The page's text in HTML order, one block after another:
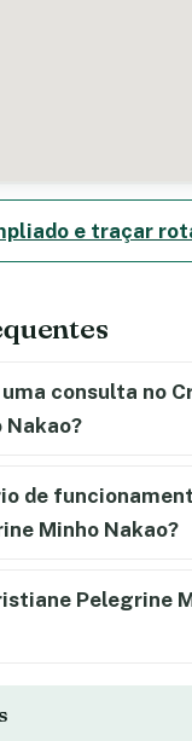
e traçar
consulta no
Nakao?
de
Minho Nakao?
Pelegrine